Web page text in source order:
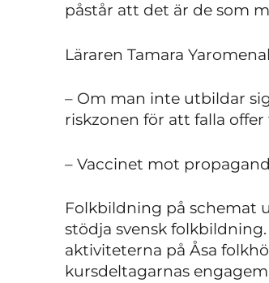
påstår att det är de som
Läraren Tamara
– Om man inte utbildar
riskzonen för att falla
– Vaccinet mot
Folkbildning på schemat
stödja svensk
aktiviteterna på Åsa
kursdeltagarnas